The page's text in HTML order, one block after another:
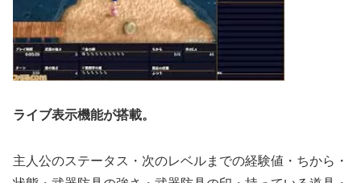
ライブ表示機能が搭載。
主人公のステータス・次のレベルまでの経験値・ちから・